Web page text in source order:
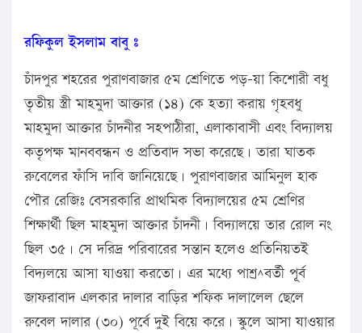
রফিকুল ইসলাম বাবু ঃ
চাঁদপুর শহরের পুরাণবাজার ৫ম শ্রেণিতে পড়–য়া কিশোরী বধু
তৃতীয় স্ত্রী মাহমুদা আক্তার (১৪) কে হত্যা করায় গৃহবধু
মাহমুদা আক্তার চাঁদনীর সহপাঠীরা, এলাকাবাসী এবং বিদ্যালয়
কতৃপক্ষ মানববন্ধন ও প্রতিবাদ সভা করেছে। তারা ঘাতক
রুবেলের ফাঁসি দাবি জানিয়েছে। পুরাণবাজার আমিনুল হাক
পৌর রেজিঃ বেসরকারি প্রাথমিক বিদ্যালয়ের ৫ম শ্রেণির
শিক্ষার্থী ছিল মাহমুদা আক্তার চাঁদনী। বিদ্যালয়ে তার রোল নং
ছিল ৩৫। সে দরিদ্র পরিবারের সন্তান হলেও প্রতিনিয়তই
বিদ্যলয়ে আসা যাওয়া করতো। এর মধ্যে পাশর্^বর্তী পূূর্ব
জাফরাবাদ এলকার দালার বাড়ির শফিক দালালেল ছেলে
রুবেল দালার (৩০) পূর্বে দুই বিয়ে করে। স্কুলে আসা যাওয়ার